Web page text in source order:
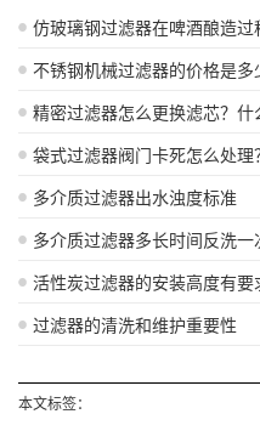
仿玻璃钢过滤器在啤酒酿造过
不锈钢机械过滤器的价格是多
精密过滤器怎么更换滤芯？什
多介质过滤器出水浊度标准
多介质过滤器多长时间反洗一
活性炭过滤器的安装高度有要
过滤器的清洗和维护重要性
本文标签：